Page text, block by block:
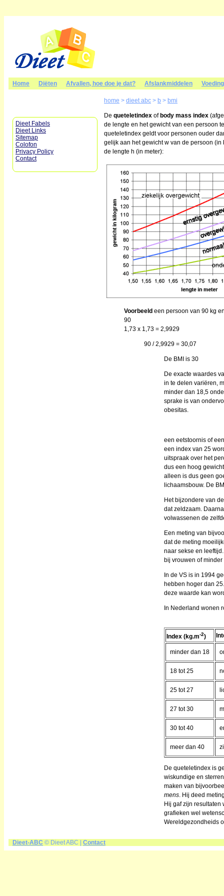
Home Diëten Afvallen, hoe doe je dat? Afslankmiddelen
Dieet Fabels
Dieet Links
Sitemap
Colofon
Privacy Policy
Contact
home > dieet abc > b > bmi
De queteletindex of body mass index
de lengte en het gewicht van een persoon
queteletindex geldt voor personen ouder
gelijk aan het gewicht w van de persoon
de lengte h (in meter):
Voorbeeld een persoon van 90 kg
90
1,73 x 1,73 = 2,9929
90 / 2,9929 = 30,07
De BMI is 30
De exacte waardes
in te delen variëren,
minder dan 18,5
sprake is van
obesitas.
een eetstoornis of
een index van 25
uitspraak over het
dus een hoog
alleen is dus geen
lichaamsbouw. De
Het bijzondere van
dat zeldzaam.
volwassenen de
Een meting van
dat de meting
naar sekse en
bij vrouwen of
In de VS is in 1994
hebben hoger dan
deze waarde kan
In Nederland wonen
Index (kg.m-2)
minder dan 18
18 tot 25
25 tot 27
27 tot 30
30 tot 40
meer dan 40
De queteletindex is
wiskundige en
maken van
mens. Hij deed
Hij gaf zijn resultaten
grafieken wel
Wereldgezondheids
Dieet-ABC © Dieet ABC | Contact